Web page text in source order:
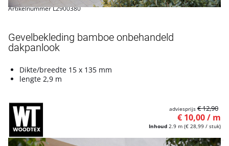
Artikelnummer L2900380
Gevelbekleding bamboe onbehandeld
dakpanlook
Dikte/breedte 15 x 135 mm
lengte 2,9 m
Inhoud 2.9 m (€ 28,99 / stuk)
€ 10,00 / m
adviesprijs € 12,90